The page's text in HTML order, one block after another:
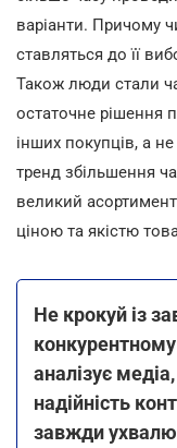
варіанти. Причому
ставляться до її
Також люди стали
остаточне рішення
інших покупців, а
тренд збільшення
великий
ціною та якістю
Не крокуй із
аналізує
надійність
завжди